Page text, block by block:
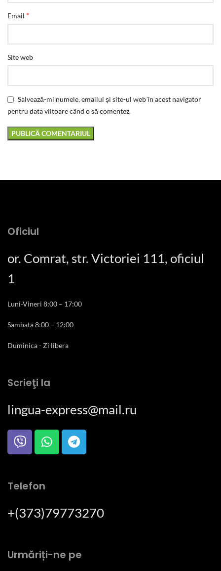
Email *
Site web
Salvează-mi numele, emailul și site-ul web în acest navigator
pentru data viitoare când o să comentez.
Oficiul
or. Comrat, str. Victoriei 111, oficiul
1
Luni-Vineri 8:00 – 17:00
Sambata 8:00 – 12:00
Duminica - Zi libera
Scrieţi la
lingua-express@mail.ru
Telefon
+(373)79773270
Urmăriți-ne pe